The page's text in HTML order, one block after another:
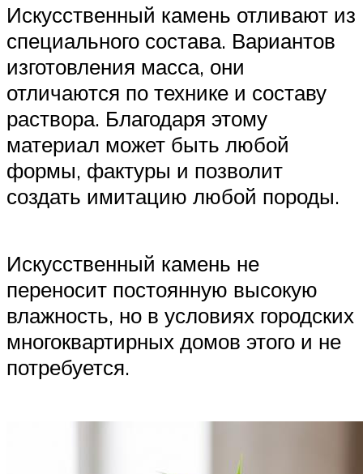
Искусственный камень отливают из
специального состава. Вариантов
изготовления масса, они
отличаются по технике и составу
раствора. Благодаря этому
материал может быть любой
формы, фактуры и позволит
создать имитацию любой породы.
Искусственный камень не
переносит постоянную высокую
влажность, но в условиях городских
многоквартирных домов этого и не
потребуется.